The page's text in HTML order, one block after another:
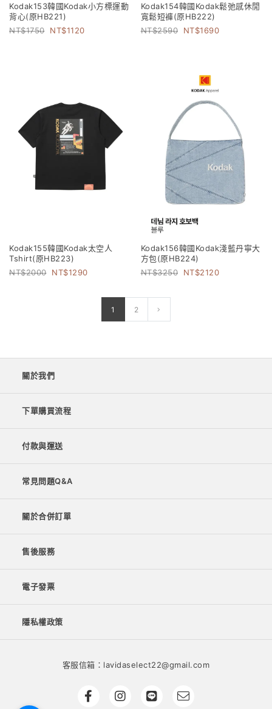
Kodak153韓國Kodak小方標運動
背心(原HB221)
1750
1120
Kodak154韓國Kodak鬆弛感休閒
寬鬆短褲(原HB222)
2590
1690
Kodak155韓國Kodak太空人
Tshirt(原HB223)
2000
1290
Kodak156韓國Kodak淺藍丹寧大
方包(原HB224)
3250
2120
1 2
關於我們
下單購買流程
付款與運送
常見問題Q&A
關於合併訂單
售後服務
電子發票
隱私權政策
客服信箱：lavidaselect22@gmail.com